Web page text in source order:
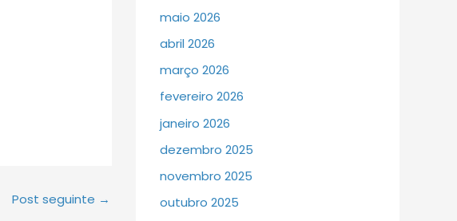
Post seguinte →
maio 2026
abril 2026
março 2026
fevereiro 2026
janeiro 2026
dezembro 2025
novembro 2025
outubro 2025